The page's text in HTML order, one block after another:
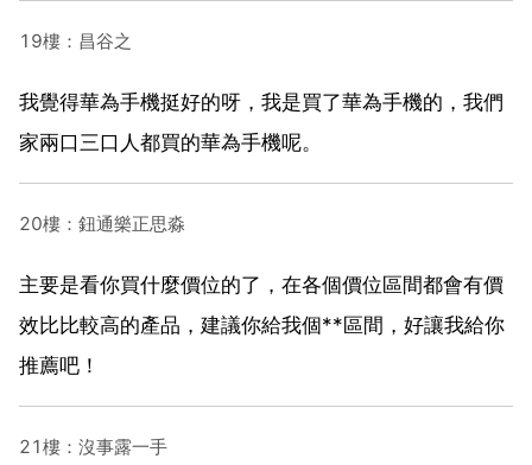
19樓：昌谷之
我覺得華為手機挺好的呀，我是買了華為手機的，我們
家兩口三口人都買的華為手機呢。
20樓：鈕通樂正思淼
主要是看你買什麼價位的了，在各個價位區間都會有價
效比比較高的產品，建議你給我個**區間，好讓我給你
推薦吧！
21樓：沒事露一手